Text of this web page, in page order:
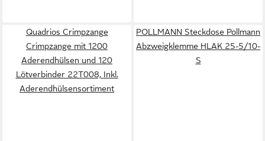
Quadrios Crimpzange
Crimpzange mit 1200
Aderendhülsen und 120
Lötverbinder 22T008, Inkl.
Aderendhülsensortiment
POLLMANN Steckdose Pollmann
Abzweigklemme HLAK 25-5/10-
S